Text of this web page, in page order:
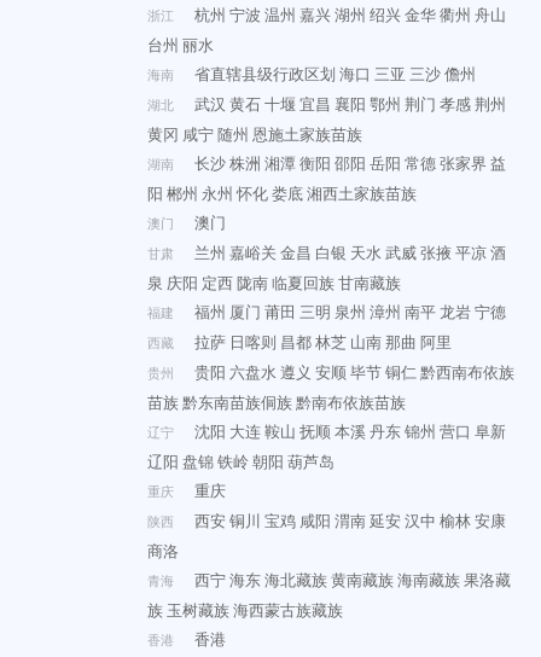
浙江 杭州 宁波 温州 嘉兴湖州 绍兴金华衢州 舟山
台州 丽水
海南 省直辖县级行政区划 海口 三亚 三沙儋州
湖北 武汉 黄石十堰 宜昌 襄阳 鄂州 荆门 孝感荆州
黄冈 咸宁随州 恩施土家族苗族
湖南 长沙株洲 湘潭衡阳 邵阳 岳阳 常德张家界 益
阳 郴州 永州 怀化娄底湘西土家族苗族
澳门 澳门
甘肃 兰州 嘉峪关 金昌 白银 天水武威张掖平凉酒
泉 庆阳 定西陇南临夏回族甘南藏族
福建 福州 厦门 莆田 三明 泉州 漳州 南平龙岩宁德
西藏 拉萨 日喀则 昌都林芝 山南那曲 阿里
贵州 贵阳 六盘水遵义 安顺毕节铜仁黔西南布依族
苗族黔东南苗族侗族黔南布依族苗族
辽宁 沈阳 大连鞍山 抚顺本溪丹东锦州 营口 阜新
辽阳 盘锦铁岭朝阳 葫芦岛
重庆 重庆
陕西 西安铜川 宝鸡 咸阳 渭南延安汉中 榆林安康
商洛
青海 西宁海东海北藏族黄南藏族海南藏族果洛藏
族 玉树藏族海西蒙古族藏族
香港 香港